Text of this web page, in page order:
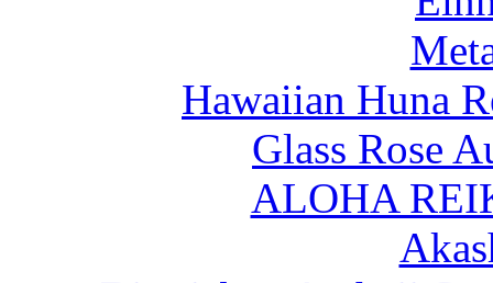
Hawaiian Huna
Glass Rose
ALOHA